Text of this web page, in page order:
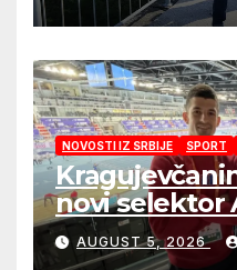
NOVOSTI IZ SRBIJE SPORT
novi selektor
AUGUST 5, 2026